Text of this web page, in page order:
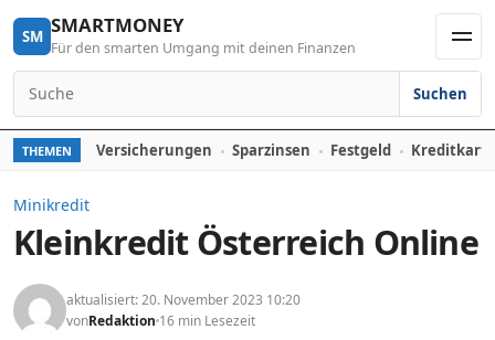
Skip to content
SM SMARTMONEY
Für den smarten Umgang mit deinen Finanzen
Search for:
Suchen
THEMEN Versicherungen Sparzinsen Festgeld
Minikredit
Kleinkredit Österreich Online
aktualisiert: 20. November 2023 10:20
vonRedaktion 16 min Lesezeit